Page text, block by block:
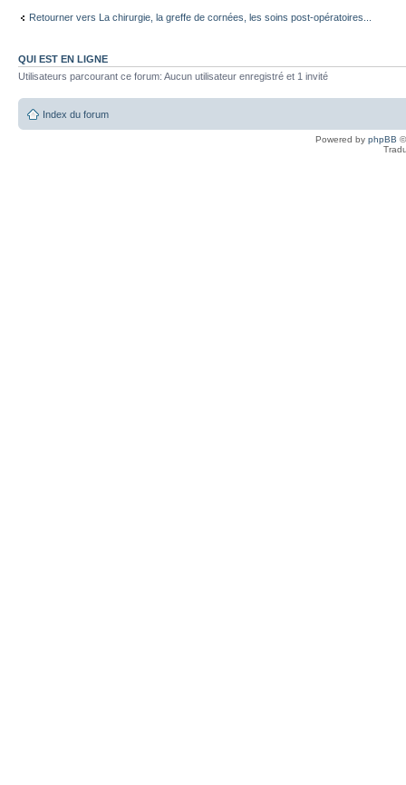
Retourner vers La chirurgie, la greffe de cornées, les soins post-opératoires...
QUI EST EN LIGNE
Utilisateurs parcourant ce forum: Aucun utilisateur enregistré et 1 invité
Index du forum
Powered by phpBB